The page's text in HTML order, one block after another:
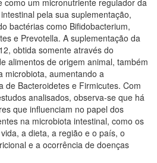
pela sua suplementação,
bactérias como Bifidobacterium,
e Prevotella. A suplementação da
obtida somente através do
alimentos de origem animal, também
microbiota, aumentando a
de Bacteroidetes e Firmicutes. Com
analisados, observa-se que há
que influenciam no papel dos
na microbiota intestinal, como os
a dieta, a região e o país, o
e a ocorrência de doenças